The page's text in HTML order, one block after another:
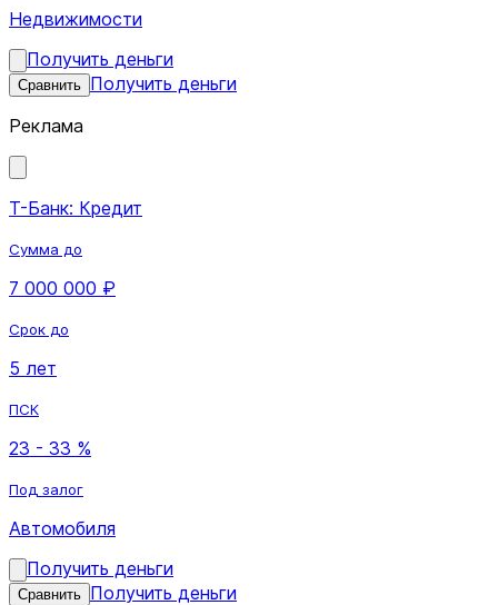
Недвижимости
Получить деньги
Сравнить Получить деньги
Реклама
Т-Банк: Кредит
Сумма до
7 000 000 ₽
Срок до
5 лет
ПСК
23 - 33 %
Под залог
Автомобиля
Получить деньги
Сравнить Получить деньги